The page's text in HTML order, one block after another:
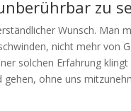
zu
Wunsch. Man
nicht mehr von
solchen Erfahrung
ohne uns